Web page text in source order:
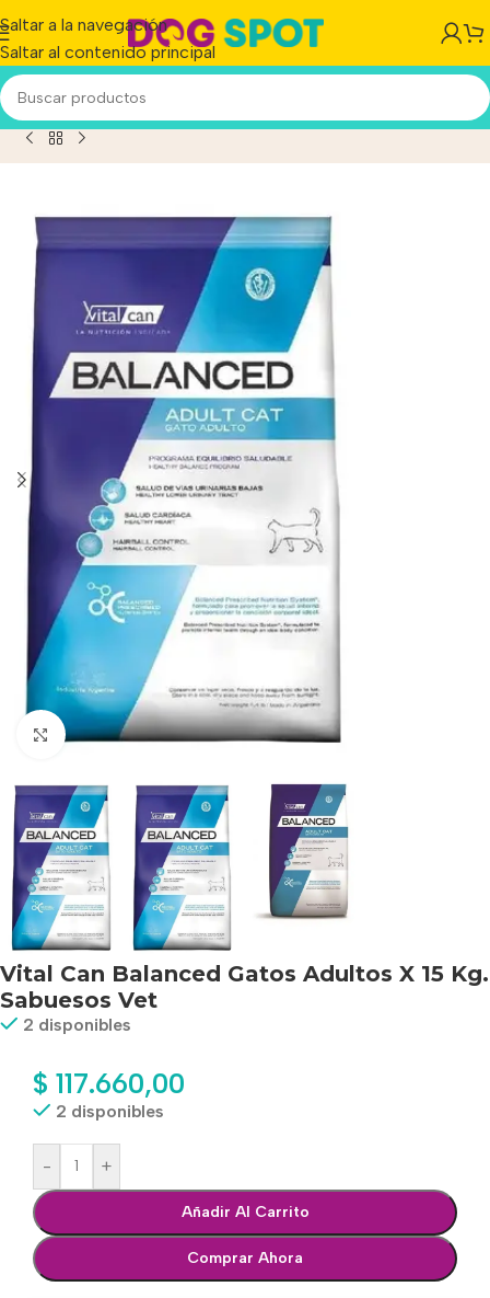
Saltar a la navegación
Saltar al contenido principal
/Vital Can Balanced Gatos Adultos X 15 Kg. Sabuesos Vet
Haga clic para ampliar
Vital Can Balanced Gatos Adultos X 15 Kg.
Sabuesos Vet
2 disponibles
$ 117.660,00
2 disponibles
- +
Añadir Al Carrito
Comprar Ahora